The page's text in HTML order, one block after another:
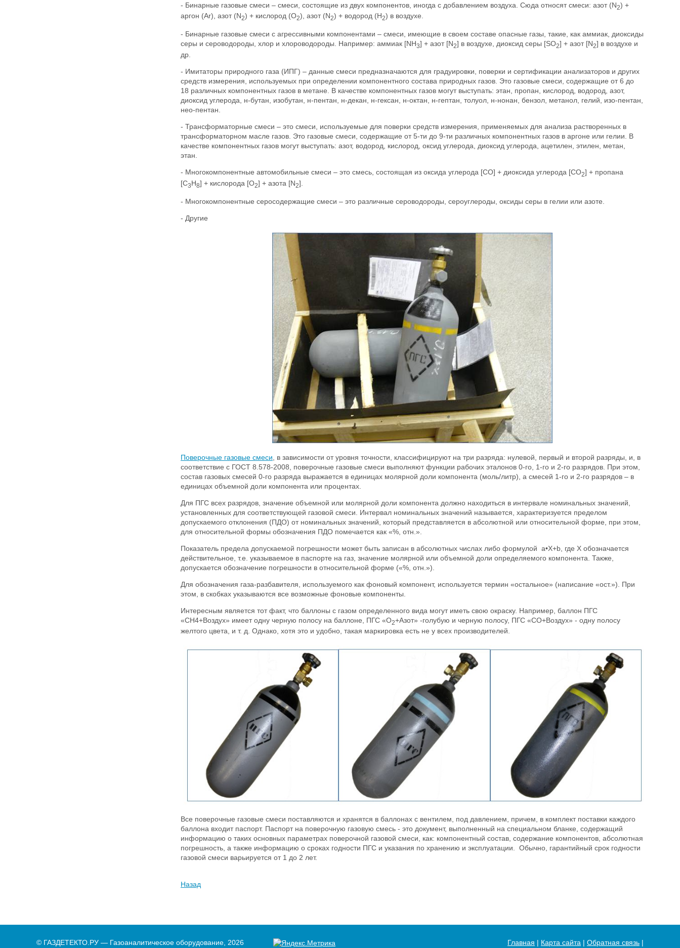
- Бинарные газовые смеси – смеси, состоящие из двух компонентов, иногда с добавлением воздуха. Сюда относят смеси: азот (N2) +
аргон (Ar), азот (N2) + кислород (O2), азот (N2) + водород (H2) в воздухе.
- Бинарные газовые смеси с агрессивными компонентами – смеси, имеющие в своем составе опасные газы, такие, как аммиак, диоксиды
серы и сероводороды, хлор и хлороводороды. Например: аммиак [NH3] + азот [N2] в воздухе, диоксид серы [SO2] + азот [N2] в воздухе и
др.
- Имитаторы природного газа (ИПГ) – данные смеси предназначаются для градуировки, поверки и сертификации анализаторов и других
средств измерения, используемых при определении компонентного состава природных газов. Это газовые смеси, содержащие от 6 до
18 различных компонентных газов в метане. В качестве компонентных газов могут выступать: этан, пропан, кислород, водород, азот,
диоксид углерода, н-бутан, изобутан, н-пентан, н-декан, н-гексан, н-октан, н-гептан, толуол, н-нонан, бензол, метанол, гелий, изо-пентан,
нео-пентан.
- Трансформаторные смеси – это смеси, используемые для поверки средств измерения, применяемых для анализа растворенных в
трансформаторном масле газов. Это газовые смеси, содержащие от 5-ти до 9-ти различных компонентных газов в аргоне или гелии. В
качестве компонентных газов могут выступать: азот, водород, кислород, оксид углерода, диоксид углерода, ацетилен, этилен, метан,
этан.
- Многокомпонентные автомобильные смеси – это смесь, состоящая из оксида углерода [CO] + диоксида углерода [CO2] + пропана
[C3H8] + кислорода [O2] + азота [N2].
- Многокомпонентные серосодержащие смеси – это различные сероводороды, сероуглероды, оксиды серы в гелии или азоте.
- Другие
Поверочные газовые смеси , в зависимости от уровня точности, классифицируют на три разряда: нулевой, первый и второй разряды, и, в
соответствие с ГОСТ 8.578-2008, поверочные газовые смеси выполняют функции рабочих эталонов 0-го, 1-го и 2-го разрядов. При этом,
состав газовых смесей 0-го разряда выражается в единицах молярной доли компонента (моль/литр), а смесей 1-го и 2-го разрядов – в
единицах объемной доли компонента или процентах.
Для ПГС всех разрядов, значение объемной или молярной доли компонента должно находиться в интервале номинальных значений,
установленных для соответствующей газовой смеси. Интервал номинальных значений называется, характеризуется пределом
допускаемого отклонения (ПДО) от номинальных значений, который представляется в абсолютной или относительной форме, при этом,
для относительной формы обозначения ПДО помечается как «%, отн.».
Показатель предела допускаемой погрешности может быть записан в абсолютных числах либо формулой a•Х+b, где Х обозначается
действительное, т.е. указываемое в паспорте на газ, значение молярной или объемной доли определяемого компонента. Также,
допускается обозначение погрешности в относительной форме («%, отн.»).
Для обозначения газа-разбавителя, используемого как фоновый компонент, используется термин «остальное» (написание «ост.»). При
этом, в скобках указываются все возможные фоновые компоненты.
Интересным является тот факт, что баллоны с газом определенного вида могут иметь свою окраску. Например, баллон ПГС
«CH4+Воздух» имеет одну черную полосу на баллоне, ПГС «O2+Азот» -голубую и черную полосу, ПГС «CO+Воздух» - одну полосу
желтого цвета, и т. д. Однако, хотя это и удобно, такая маркировка есть не у всех производителей.
Все поверочные газовые смеси поставляются и хранятся в баллонах с вентилем, под давлением, причем, в комплект поставки каждого
баллона входит паспорт. Паспорт на поверочную газовую смесь - это документ, выполненный на специальном бланке, содержащий
информацию о таких основных параметрах поверочной газовой смеси, как: компонентный состав, содержание компонентов, абсолютная
погрешность, а также информацию о сроках годности ПГС и указания по хранению и эксплуатации. Обычно, гарантийный срок годности
газовой смеси варьируется от 1 до 2 лет.
Назад
© ГАЗДЕТЕКТО.РУ — Газоаналитическое оборудование, 2026 Главная | Карта сайта | Обратная связь |